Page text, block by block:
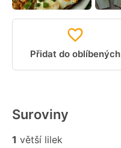
Přidat do oblíbených
Suroviny
1 větší lilek